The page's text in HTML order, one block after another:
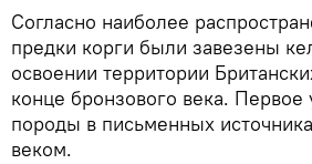
Согласно наиболее
предки корги были завезены
освоении территории
конце бронзового века. Первое
породы в письменных
веком.